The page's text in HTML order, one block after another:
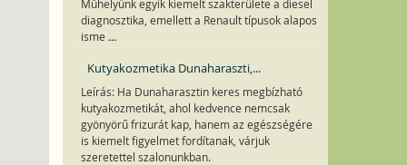
Műhelyünk egyik kiemelt szakterülete a diesel
diagnosztika, emellett a Renault típusok alapos
isme ...
Kutyakozmetika Dunaharaszti,...
Leírás: Ha Dunaharasztin keres megbízható
kutyakozmetikát, ahol kedvence nemcsak
gyönyörű frizurát kap, hanem az egészségére
is kiemelt figyelmet fordítanak, várjuk
szeretettel szalonunkban.